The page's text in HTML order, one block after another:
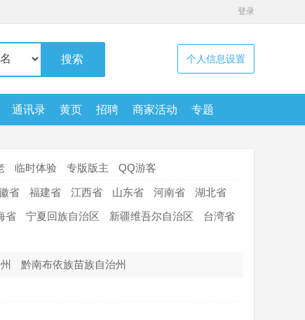
登录
搜索 个人信息设置
通讯录 黄页 招聘 商家活动 专题
临时体验 专版版主 QQ游客
省 福建省 江西省 山东省 河南省
湖北省
省 宁夏回族自治区 新疆维吾尔自治区
台湾省
黔南布依族苗族自治州